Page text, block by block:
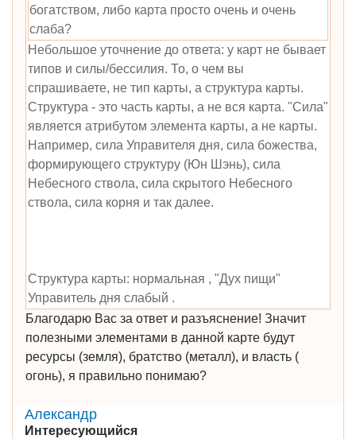
богатством, либо карта просто очень и очень
слаба?
Небольшое уточнение до ответа: у карт не бывает
типов и силы/бессилия. То, о чем вы
спрашиваете, не тип карты, а структура карты.
Структура - это часть карты, а не вся карта. "Сила"
является атрибутом элемента карты, а не карты.
Например, сила Управителя дня, сила божества,
формирующего структуру (Юн Шэнь), сила
Небесного ствола, сила скрытого Небесного
ствола, сила корня и так далее.
Структура карты: нормальная , "Дух пищи"
Управитель дня слабый .
Благодарю Вас за ответ и разъяснение! Значит
полезными элементами в данной карте будут
ресурсы (земля), братство (металл), и власть (
огонь), я правильно понимаю?
Александр
Интересующийся